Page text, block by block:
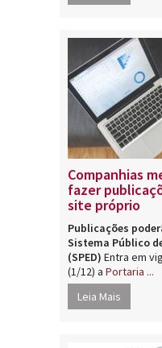
Companhias
fazer
site próprio
Publicações
Sistema Público
(SPED) Entra em
(1/12) a Portaria ...
Leia Mais